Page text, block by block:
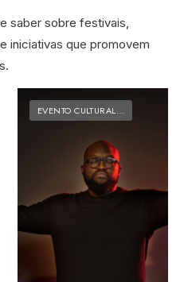
saber sobre festivais,
iniciativas que promovem
EVENTO CULTURAL
•